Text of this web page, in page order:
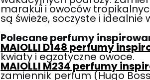
marakui i owoców
są świeże, soczyste i idealnie
Polecane perfumy
MAIOLLI D148 perfumy
kwiaty i egzotyczne owoce.
MAIOLLI M234 perfumy
zamiennik perfum (Hugo